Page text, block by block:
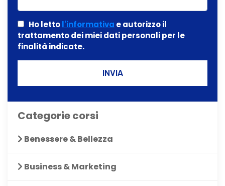
Ho lettol'informativa e autorizzo il
trattamento dei miei dati personali per le
finalità indicate.
INVIA
Categorie corsi
Benessere & Bellezza
Business & Marketing